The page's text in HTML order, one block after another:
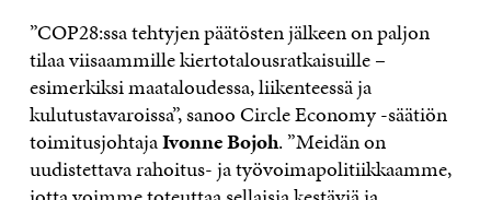
”COP28:ssa tehtyjen päätösten jälkeen on paljon
tilaa viisaammille kiertotalousratkaisuille –
esimerkiksi maataloudessa, liikenteessä ja
kulutustavaroissa”, sanoo Circle Economy -säätiön
toimitusjohtajaIvonne Bojoh. ”Meidän on
uudistettava rahoitus- ja työvoimapolitiikkaamme,